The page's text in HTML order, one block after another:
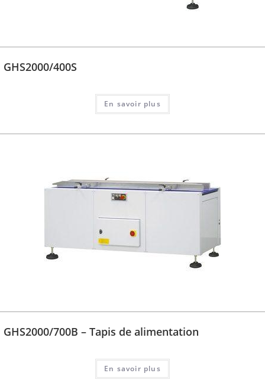
GHS2000/400S
En savoir plus
GHS2000/700B – Tapis de alimentation
En savoir plus